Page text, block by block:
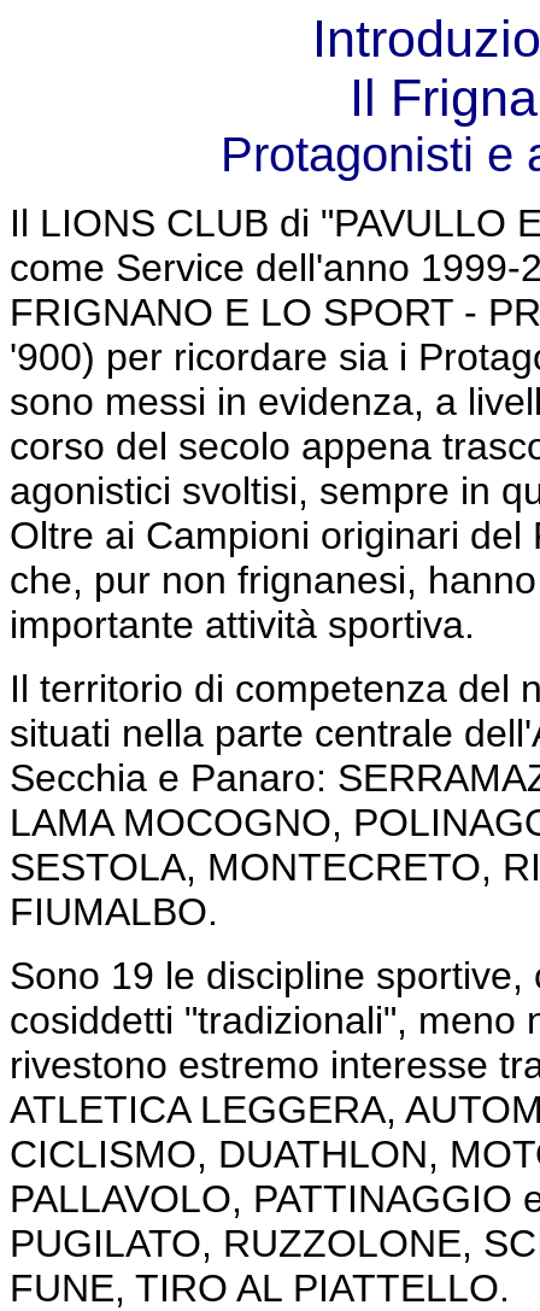
Il
Protagonisti e
Il LIONS CLUB di "PAVULLO
come Service dell'anno
FRIGNANO E LO SPORT -
'900) per ricordare sia i
sono messi in evidenza, a
corso del secolo appena
agonistici svoltisi, sempre in
Oltre ai Campioni originari
che, pur non frignanesi,
importante attività sportiva.
Il territorio di competenza del
situati nella parte centrale
Secchia e Panaro:
LAMA MOCOGNO,
SESTOLA, MONTECRETO,
FIUMALBO.
Sono 19 le discipline
cosiddetti "tradizionali", meno
rivestono estremo interesse
ATLETICA LEGGERA,
CICLISMO, DUATHLON,
PALLAVOLO, PATTINAGGIO
PUGILATO, RUZZOLONE,
FUNE, TIRO AL PIATTELLO.